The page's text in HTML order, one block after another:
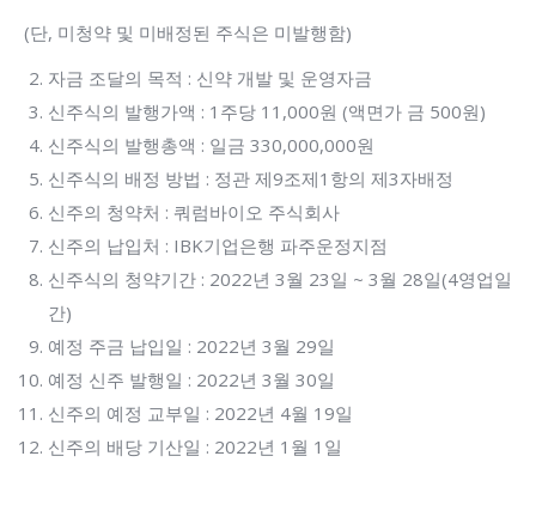
(단, 미청약 및 미배정된 주식은 미발행함)
자금 조달의 목적 : 신약 개발 및 운영자금
신주식의 발행가액 : 1주당 11,000원 (액면가 금 500원)
신주식의 발행총액 : 일금 330,000,000원
신주식의 배정 방법 : 정관 제9조제1항의 제3자배정
신주의 청약처 : 쿼럼바이오 주식회사
신주의 납입처 : IBK기업은행 파주운정지점
신주식의 청약기간 : 2022년 3월 23일 ~ 3월 28일(4영업일
간)
예정 주금 납입일 : 2022년 3월 29일
예정 신주 발행일 : 2022년 3월 30일
신주의 예정 교부일 : 2022년 4월 19일
신주의 배당 기산일 : 2022년 1월 1일